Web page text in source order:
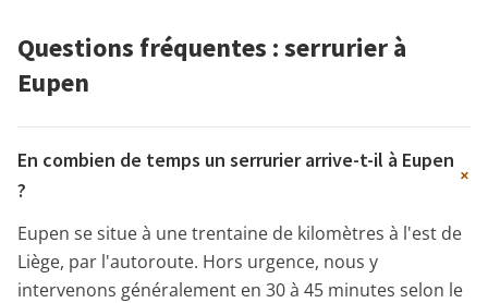
Questions fréquentes : serrurier à
Eupen
En combien de temps un serrurier arrive-t-il à Eupen
?
+
Eupen se situe à une trentaine de kilomètres à l'est de
Liège, par l'autoroute. Hors urgence, nous y
intervenons généralement en 30 à 45 minutes selon le